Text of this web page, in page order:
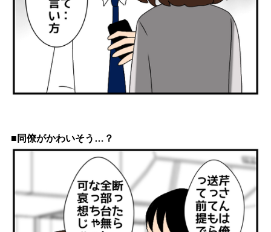
■同僚がかわいそう…？